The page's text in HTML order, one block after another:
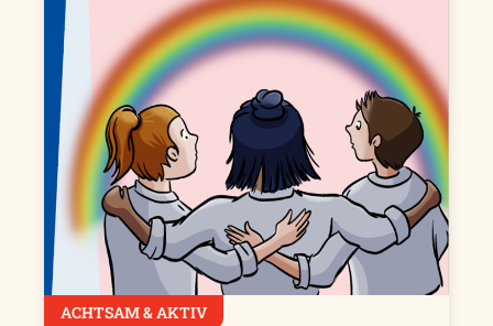
ACHTSAM & AKTIV